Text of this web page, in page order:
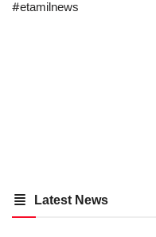
#etamilnews
Latest News